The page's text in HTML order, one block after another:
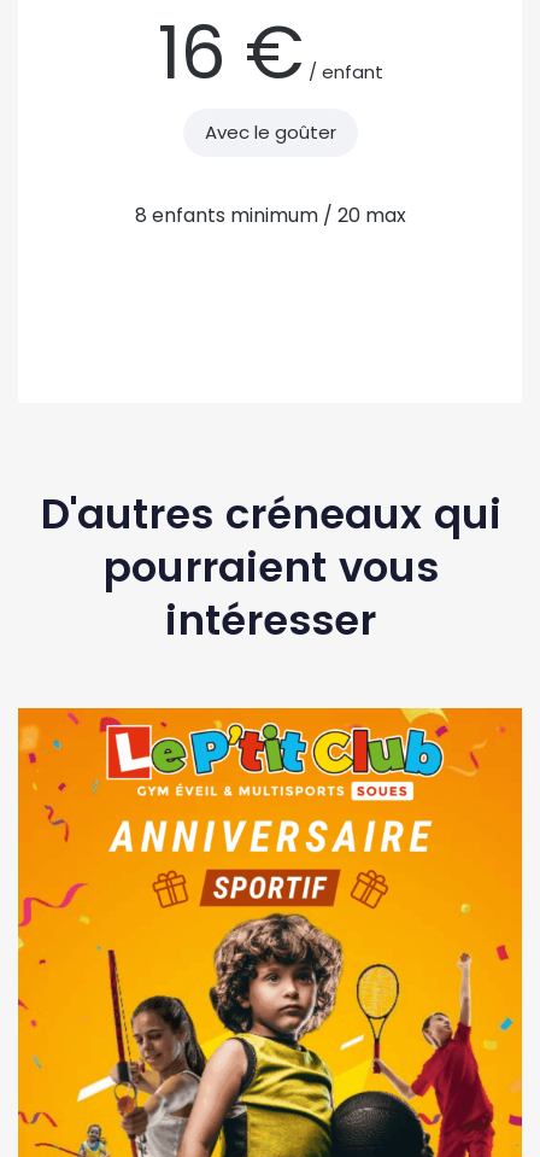
16 € / enfant
Avec le goûter
8 enfants minimum / 20 max
D'autres créneaux qui
pourraient vous
intéresser